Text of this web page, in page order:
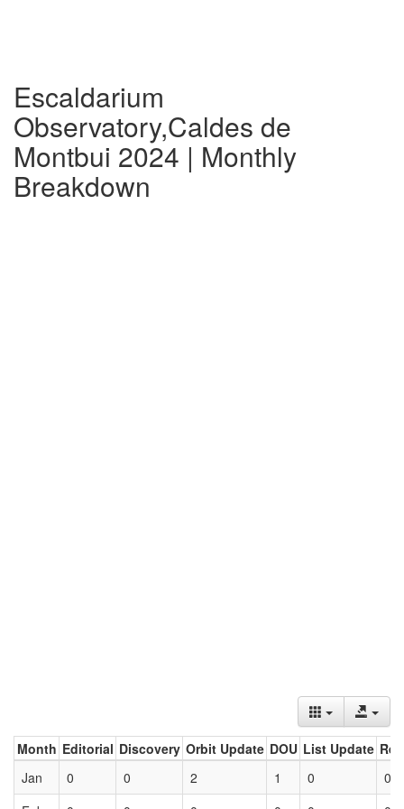
Escaldarium
Observatory,Caldes de
Montbui 2024 | Monthly
Breakdown
Month Editorial Discovery Orbit Update DOU List Update
Jan
0 0 2 1 0
0